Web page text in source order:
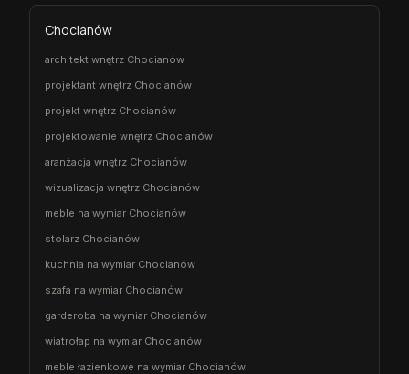
Chocianów
architekt wnętrz Chocianów
projektant wnętrz Chocianów
projekt wnętrz Chocianów
projektowanie wnętrz Chocianów
aranżacja wnętrz Chocianów
wizualizacja wnętrz Chocianów
meble na wymiar Chocianów
stolarz Chocianów
kuchnia na wymiar Chocianów
szafa na wymiar Chocianów
garderoba na wymiar Chocianów
wiatrołap na wymiar Chocianów
meble łazienkowe na wymiar Chocianów